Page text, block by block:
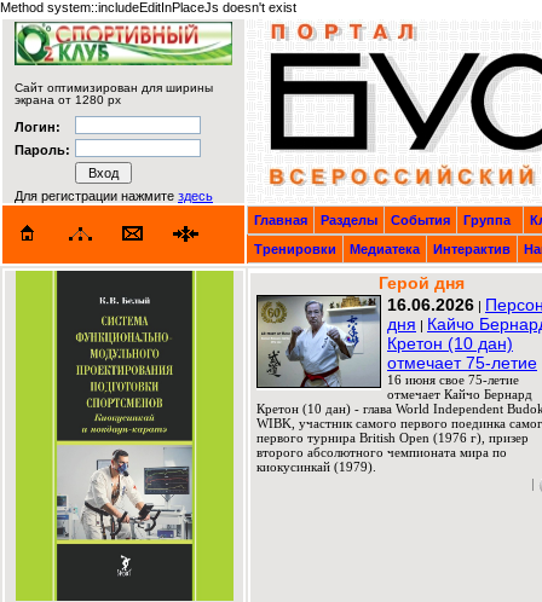
Method system::includeEditInPlaceJs doesn't exist
Сайт оптимизирован для ширины
экрана от 1280 px
Логин:
Пароль:
Для регистрации нажмите здесь
Главная
Разделы События Группа
Тренировки
Медиатека Интерактив
Герой дня
16.06.2026 |
дня | Кайчо
Кретон (10 дан)
отмечает 75-летие
16 июня свое 75-летие
отмечает Кайчо Бернард
Кретон (10 дан) - глава World Independent
WIBK, участник самого первого поединка
первого турнира British Open (1976 г), призер
второго абсолютного чемпионата мира по
киокусинкай (1979).
|